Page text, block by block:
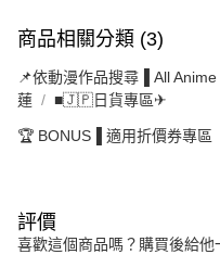
商品相關分類 (3)
📌依動漫作品搜尋▐ All
蓮
■🇯🇵日貨專區✈
🏆 BONUS▐ 適用折價券專區
評價
喜歡這個商品嗎？購買後給他